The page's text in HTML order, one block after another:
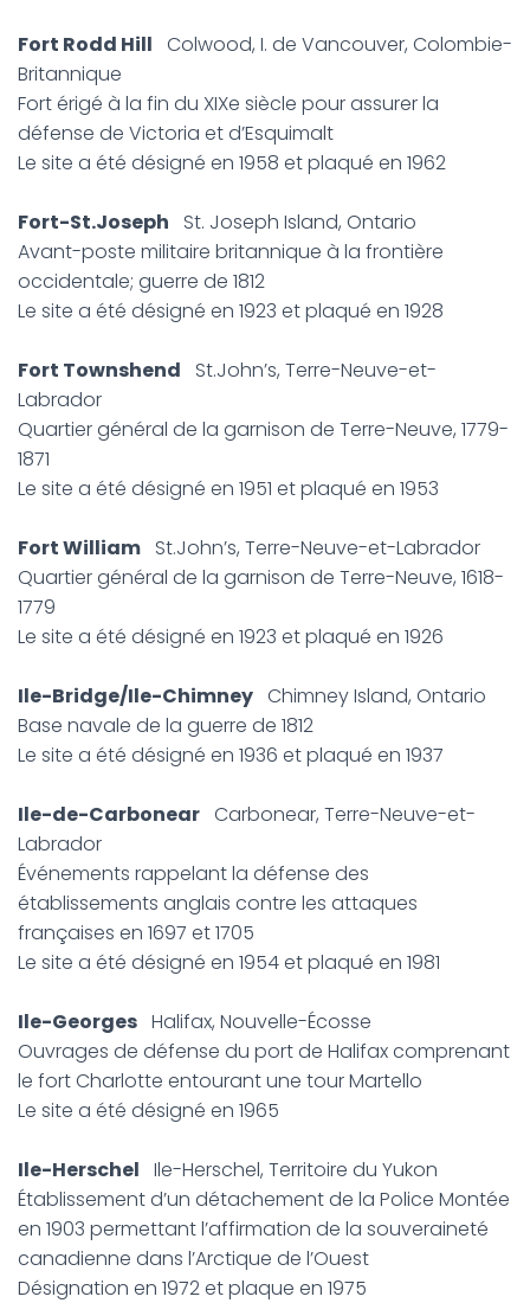
Fort Rodd Hill Colwood, I. de Vancouver, Colombie-
Britannique
Fort érigé à la fin du XIXe siècle pour assurer la
défense de Victoria et d’Esquimalt
Le site a été désigné en 1958 et plaqué en 1962
Fort-St.Joseph St. Joseph Island, Ontario
Avant-poste militaire britannique à la frontière
occidentale; guerre de 1812
Le site a été désigné en 1923 et plaqué en 1928
Fort Townshend St.John’s, Terre-Neuve-et-
Labrador
Quartier général de la garnison de Terre-Neuve, 1779-
1871
Le site a été désigné en 1951 et plaqué en 1953
Fort William St.John’s, Terre-Neuve-et-Labrador
Quartier général de la garnison de Terre-Neuve, 1618-
1779
Le site a été désigné en 1923 et plaqué en 1926
Ile-Bridge/Ile-Chimney Chimney Island, Ontario
Base navale de la guerre de 1812
Le site a été désigné en 1936 et plaqué en 1937
Ile-de-Carbonear Carbonear, Terre-Neuve-et-
Labrador
Événements rappelant la défense des
établissements anglais contre les attaques
françaises en 1697 et 1705
Le site a été désigné en 1954 et plaqué en 1981
Ile-Georges Halifax, Nouvelle-Écosse
Ouvrages de défense du port de Halifax comprenant
le fort Charlotte entourant une tour Martello
Le site a été désigné en 1965
Ile-Herschel Ile-Herschel, Territoire du Yukon
Établissement d’un détachement de la Police Montée
en 1903 permettant l’affirmation de la souveraineté
canadienne dans l’Arctique de l’Ouest
Désignation en 1972 et plaque en 1975